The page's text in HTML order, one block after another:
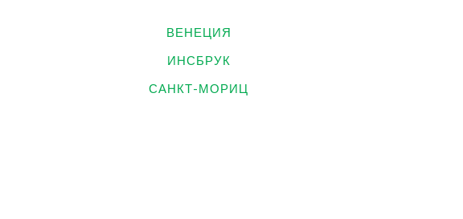
ВЕНЕЦИЯ
ИНСБРУК
САНКТ-МОРИЦ